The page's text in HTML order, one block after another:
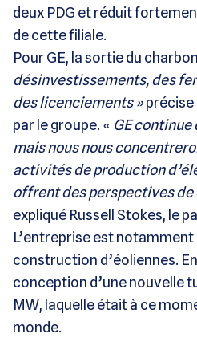
deux PDG et réduit
de cette filiale.
Pour GE, la sortie du
désinvestissements, des
des licenciements »précise
par le groupe. « GE
mais nous nous
activités de production
offrent des perspectives de
expliqué Russell Stokes, le
L’entreprise est
construction d’éoliennes.
conception d’une nouvelle
MW, laquelle était à ce
monde.